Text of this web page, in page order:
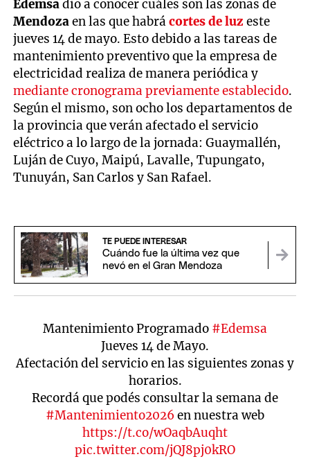
Edemsadio a conocer cuáles son las zonas de
Mendozaen las que habrácortes de luz este
jueves 14 de mayo. Esto debido a las tareas de
mantenimiento preventivo que la empresa de
electricidad realiza de manera periódica y
mediante cronograma previamente establecido.
Según el mismo, son ocho los departamentos de
la provincia que verán afectado el servicio
eléctrico a lo largo de la jornada: Guaymallén,
Luján de Cuyo, Maipú, Lavalle, Tupungato,
Tunuyán, San Carlos y San Rafael.
TE PUEDE INTERESAR
Cuándo fue la última vez que
nevó en el Gran Mendoza
Mantenimiento Programado #Edemsa
Jueves 14 de Mayo.
Afectación del servicio en las siguientes zonas y
horarios.
Recordá que podés consultar la semana de
#Mantenimiento2026 en nuestra web
https://t.co/wOaqbAuqht
pic.twitter.com/jQJ8pj0kRO